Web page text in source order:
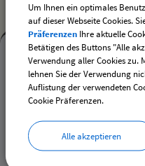
Mehr
entdecken,
Öffnungszeiten
und
Anschrift
und
Mehr entdecken
Kontakt
Impressum
Um Ihnen ein optimales
auf dieser Webseite Cookies.
Präferenzen Ihre aktuelle
Betätigen des Buttons "Alle
Verwendung aller Cookies zu.
lehnen Sie der Verwendung
Auflistung der verwendeten
Cookie Präferenzen.
Alle akzeptieren